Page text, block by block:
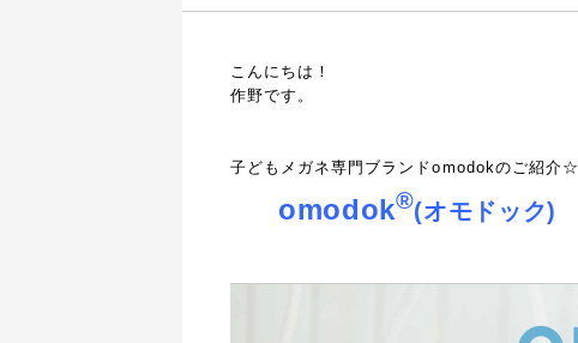
こんにちは！
作野です。
子どもメガネ専門ブランドomodokのご紹介☆
omodok®(オモドック)